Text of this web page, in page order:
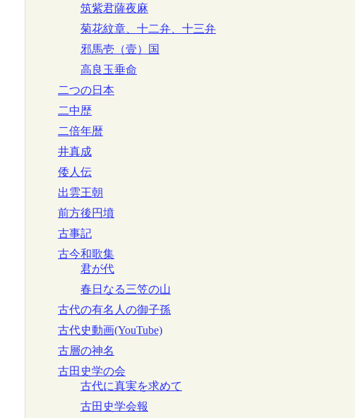
筑紫君薩夜麻
菊花紋章、十二弁、十三弁
邪馬壱（壹）国
高良玉垂命
二つの日本
二中歴
二倍年暦
井真成
倭人伝
出雲王朝
前方後円墳
古事記
古今和歌集
君が代
春日なる三笠の山
古代の有名人の御子孫
古代史動画(YouTube)
古層の神名
古田史学の会
古代に真実を求めて
古田史学会報